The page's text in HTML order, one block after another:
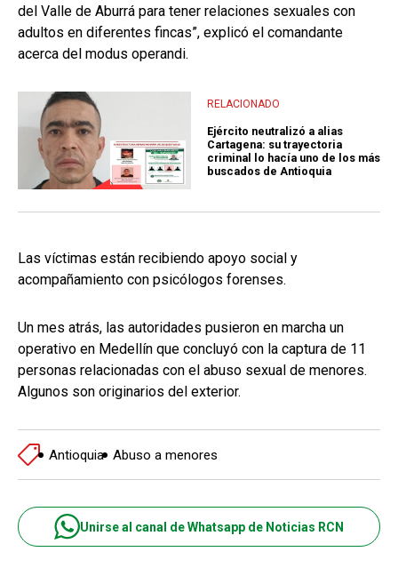
del Valle de Aburrá para tener relaciones sexuales con
adultos en diferentes fincas”, explicó el comandante
acerca del modus operandi.
RELACIONADO
Ejército neutralizó a alias
Cartagena: su trayectoria
criminal lo hacía uno de los más
buscados de Antioquia
Las víctimas están recibiendo apoyo social y
acompañamiento con psicólogos forenses.
Un mes atrás, las autoridades pusieron en marcha un
operativo en Medellín que concluyó con la captura de 11
personas relacionadas con el abuso sexual de menores.
Algunos son originarios del exterior.
Antioquia Abuso a menores
Unirse al canal de Whatsapp de Noticias RCN